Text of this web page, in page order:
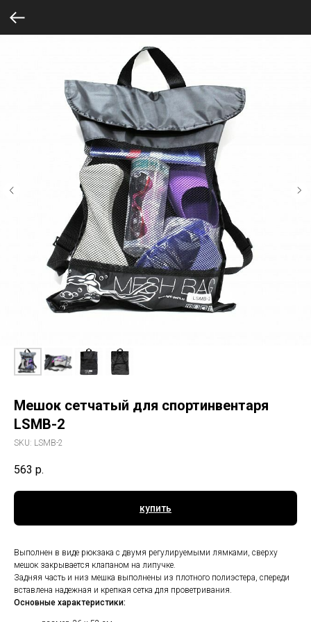
Мешок сетчатый для спортинвентаря
LSMB-2
SKU: LSMB-2
563 р.
купить
Выполнен в виде рюкзака с двумя регулируемыми лямками, сверху
мешок закрывается клапаном на липучке.
Задняя часть и низ мешка выполнены из плотного полиэстера, спереди
вставлена надежная и крепкая сетка для проветривания.
Основные характеристики: